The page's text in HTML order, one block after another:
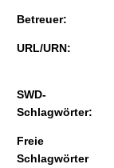
Betreuer:
URL/URN:
SWD-
Schlagwörter:
Freie
Schlagwörter